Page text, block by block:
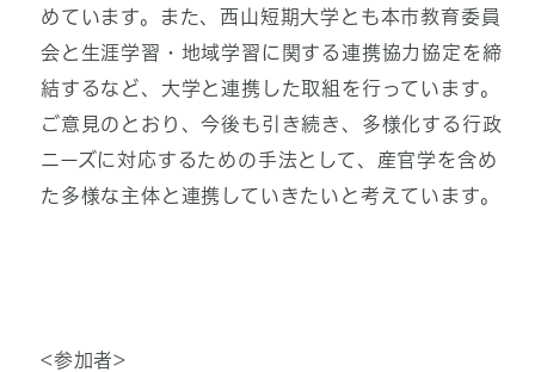
めています。また、西山短期大学とも本市教育委員
会と生涯学習・地域学習に関する連携協力協定を締
結するなど、大学と連携した取組を行っています。
ご意見のとおり、今後も引き続き、多様化する行政
ニーズに対応するための手法として、産官学を含め
た多様な主体と連携していきたいと考えています。
<参加者>